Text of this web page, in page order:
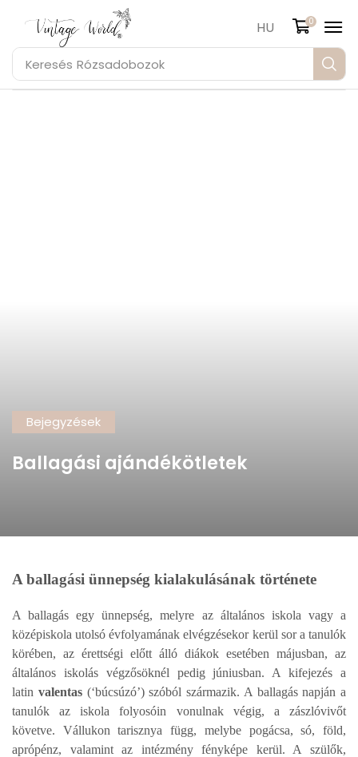
Keresés Rózsadobozok
HU 0
Bejegyzések
Ballagási ajándékötletek
A ballagási ünnepség kialakulásának története
A ballagás egy ünnepség, melyre az általános iskola vagy a
középiskola utolsó évfolyamának elvégzésekor kerül sor a tanulók
körében, az érettségi előtt álló diákok esetében májusban, az
általános iskolás végzősöknél pedig júniusban. A kifejezés a
latin valentas(‘búcsúzó’) szóból származik. A ballagás napján a
tanulók az iskola folyosóin vonulnak végig, a zászlóvivőt
követve. Vállukontarisznya függ, melybe pogácsa, só, föld,
aprópénz, valamint az intézmény fényképe kerül. A szülők,